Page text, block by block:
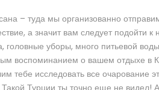
– туда мы организованно
а значит вам следует подойти к
уборы, много питьевой
воспоминанием о вашем отдыхе
тебе исследовать все очарование